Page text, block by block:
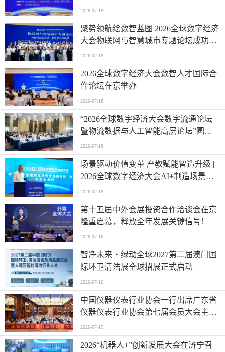
举办
2026-07-18
聚势领航绘数智蓝图 2026全球数字经济
大会物联网与智慧城市专题论坛成功举
办
2026-07-18
2026全球数字经济大会数智人才国际合
作论坛在京举办
2026-07-18
“2026全球数字经济大会数字流通论坛
暨物流数据与人工智能高层论坛”圆满
成功举办
2026-07-18
场景驱动价值变革 产教赋能智造升级 |
2026全球数字经济大会AI+制造场景落
地国际论坛成功举办
2026-07-18
第十五届中外会展投资合作洽谈会在京
隆重启幕，释放全年发展关键信号！
2026-07-16
智净未来・绿动全球2027第二届澳门国
际环卫清洁展全球招展正式启动
2026-07-16
中国仪器仪表行业协会一行出席广东省
仪器仪表行业协会第七届会员大会主题
活动并进行走访交流
2026-07-15
2026“机器人+”创新发展大会在济宁召